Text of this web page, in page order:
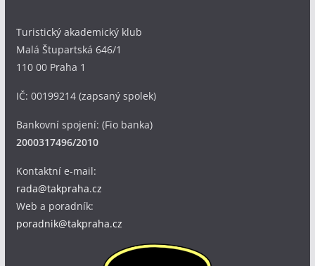
Turistický akademický klub
Malá Štupartská 646/1
110 00 Praha 1
IČ: 00199214 (zapsaný spolek)
Bankovní spojení: (Fio banka)
2000317496/2010
Kontaktní e-mail:
rada@takpraha.cz
Web a poradník:
poradnik@takpraha.cz